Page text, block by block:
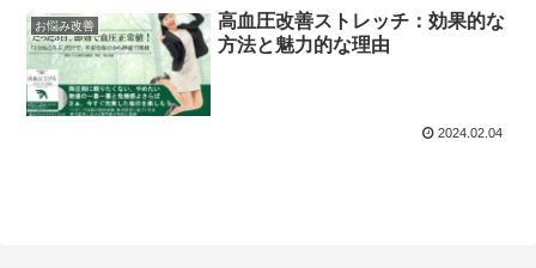
お悩み改善
高血圧改善ストレッチ：効果的な
方法と魅力的な理由
2024.02.04